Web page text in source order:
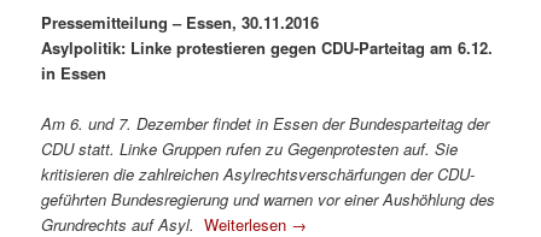
Pressemitteilung – Essen, 30.11.2016
Asylpolitik: Linke protestieren gegen CDU-Parteitag am 6.12.
in Essen
Am 6. und 7. Dezember findet in Essen der Bundesparteitag der
CDU statt. Linke Gruppen rufen zu Gegenprotesten auf. Sie
kritisieren die zahlreichen Asylrechtsverschärfungen der CDU-
geführten Bundesregierung und warnen vor einer Aushöhlung des
Grundrechts auf Asyl.Weiterlesen →